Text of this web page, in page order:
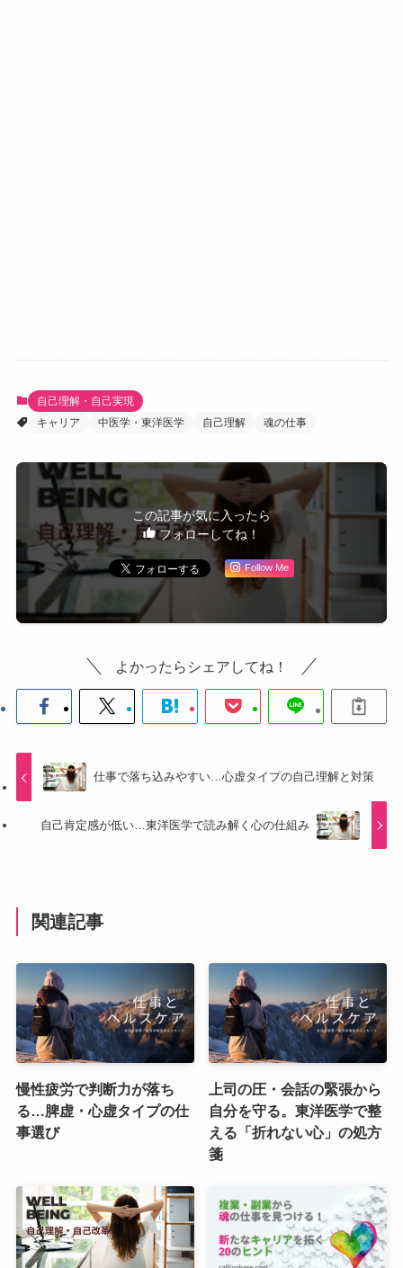
自己理解・自己実現
キャリア
中医学・東洋医学 自己理解 魂の仕事
この記事が気に入ったら
フォローしてね！
Follow Me
よかったらシェアしてね！
仕事で落ち込みやすい…心虚タイプの自己理解と対策
自己肯定感が低い…東洋医学で読み解く心の仕組み
関連記事
慢性疲労で判断力が落ち
る…脾虚・心虚タイプの仕
事選び
上司の圧・会話の緊張から
自分を守る。東洋医学で整
える「折れない心」の処方
箋